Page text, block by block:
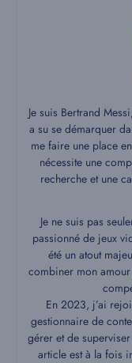
Je suis Bertrand
a su se démarquer
me faire une place
nécessite une
recherche et une
Je ne suis pas
passionné de jeux
été un atout
combiner mon
En 2023, j’ai
gestionnaire de
gérer et de
article est à la fois